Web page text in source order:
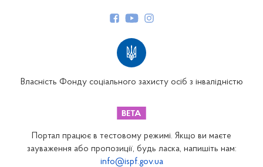
Закарпатське відділення
Запорізьке відділення
Власність Фонду соціального захисту осіб з інвалідністю
Портал працює в тестовому режимі. Якщо ви маєте
зауваження або пропозиції, будь ласка, напишіть нам:
info@ispf.gov.ua